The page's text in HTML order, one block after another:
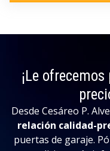
¡Le
Desde Cesáreo P.
relación calidad-
puertas de garaje.